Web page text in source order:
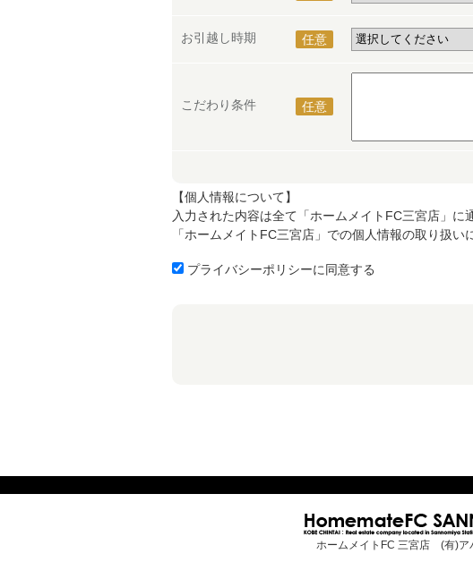
お引越し時期 任意
こだわり条件 任意
【個人情報について】
入力された内容は全て「ホームメイトFC三宮店」に
「ホームメイトFC三宮店」での個人情報の取り扱い
プライバシーポリシーに同意する
ホームメイトFC 三宮店 (有)